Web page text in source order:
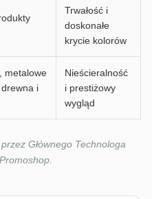
Trwałość i
doskonałe
krycie kolorów
metalowe
drewna i
Nieścieralność
i prestiżowy
wygląd
Głównego Technologa